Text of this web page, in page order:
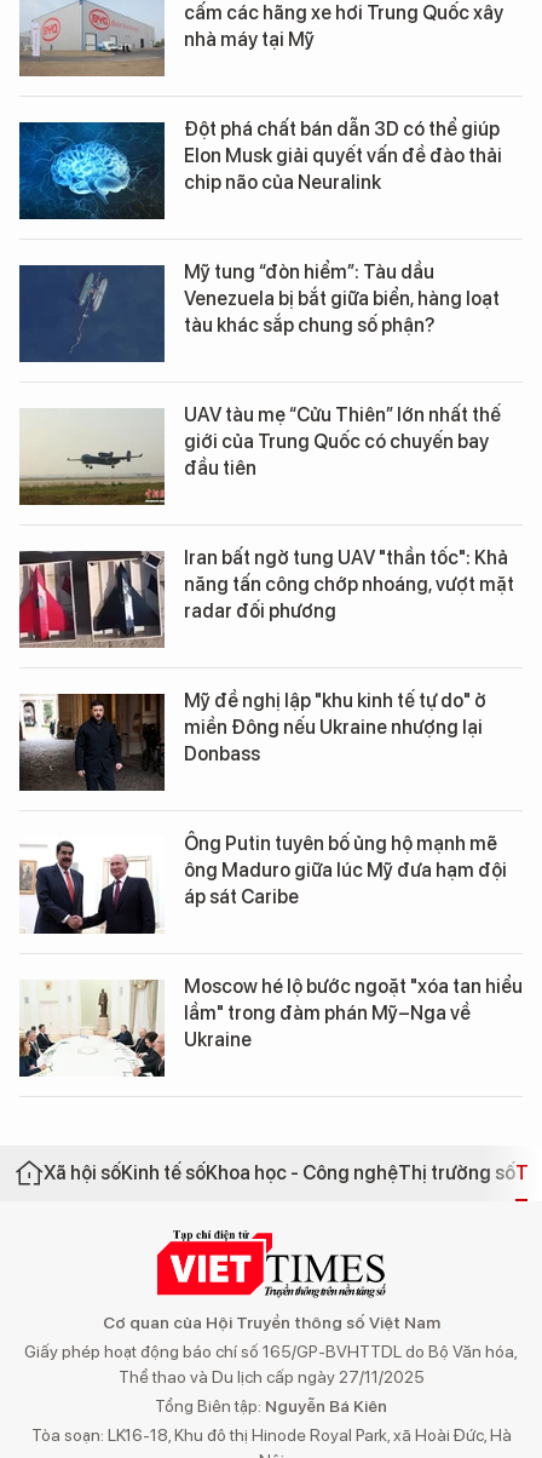
cấm các hãng xe hơi Trung Quốc xây
nhà máy tại Mỹ
Đột phá chất bán dẫn 3D có thể giúp
Elon Musk giải quyết vấn đề đào thải
chip não của Neuralink
Mỹ tung “đòn hiểm”: Tàu dầu
Venezuela bị bắt giữa biển, hàng loạt
tàu khác sắp chung số phận?
UAV tàu mẹ “Cửu Thiên” lớn nhất thế
giới của Trung Quốc có chuyến bay
đầu tiên
Iran bất ngờ tung UAV "thần tốc": Khả
năng tấn công chớp nhoáng, vượt mặt
radar đối phương
Mỹ đề nghị lập "khu kinh tế tự do" ở
miền Đông nếu Ukraine nhượng lại
Donbass
Ông Putin tuyên bố ủng hộ mạnh mẽ
ông Maduro giữa lúc Mỹ đưa hạm đội
áp sát Caribe
Moscow hé lộ bước ngoặt "xóa tan hiểu
lầm" trong đàm phán Mỹ–Nga về
Ukraine
Xã hội sốKinh tế sốKhoa học - Công nghệThị trường số
Cơ quan của Hội Truyền thông số Việt Nam
Giấy phép hoạt động báo chí số 165/GP-BVHTTDL do Bộ Văn hóa,
Thể thao và Du lịch cấp ngày 27/11/2025
Tổng Biên tập: Nguyễn Bá Kiên
Tòa soạn: LK16-18, Khu đô thị Hinode Royal Park, xã Hoài Đức, Hà